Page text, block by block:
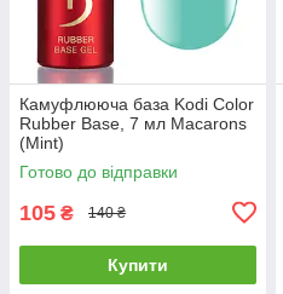
Камуфлююча база Kodi Color
Rubber Base, 7 мл Macarons
(Mint)
Готово до відправки
105 ₴ 140 ₴
Купити